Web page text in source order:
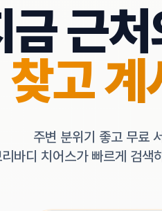
금 근
찾고
주변 분위기 좋고 무료
바디 치어스가 빠르게 검색